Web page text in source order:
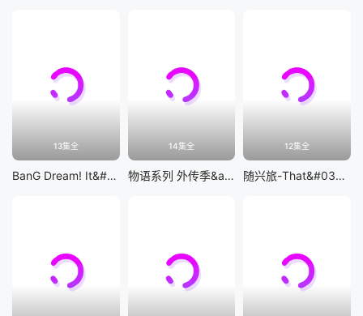
13集全
BanG Dream! It&#039;s MyGO!!!!!
14集全
物语系列 外传季&amp;怪物季
12集全
随兴旅-That&#039;s Journey-